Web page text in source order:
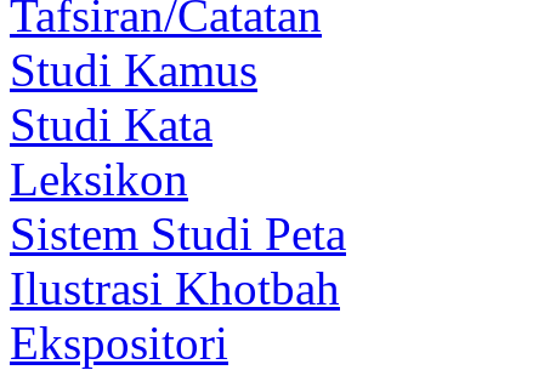
Tafsiran/Catatan
Studi Kamus
Studi Kata
Leksikon
Sistem Studi Peta
Ilustrasi Khotbah
Ekspositori